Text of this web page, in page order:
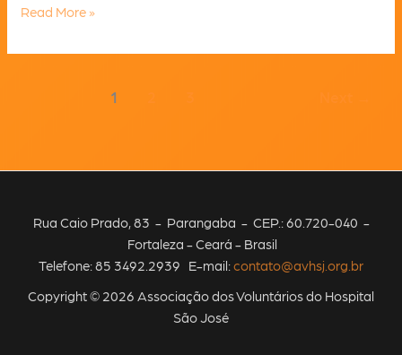
Novembro
Dia
Read More »
1
Rua Caio Prado, 83 - Parangaba - CEP.: 60.720-040 -
Fortaleza - Ceará - Brasil
Telefone: 85 3492.2939 E-mail:contato@avhsj.org.br
Copyright © 2026 Associação dos Voluntários do Hospital
São José